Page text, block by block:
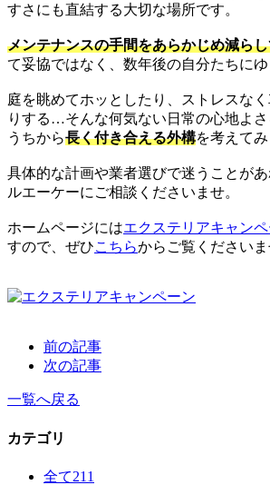
すさにも直結する大切な場所です。
メンテナンスの手間をあらかじめ減ら
て妥協ではなく、数年後の自分たちにゆ
庭を眺めてホッとしたり、ストレスな
りする…そんな何気ない日常の心地よ
うちから長く付き合える外構を考えてみ
具体的な計画や業者選びで迷うことが
ルエーケーにご相談くださいませ。
ホームページにはエクステリアキャン
すので、ぜひこちらからご覧くださいま
前の記事
次の記事
一覧へ戻る
カテゴリ
全て211